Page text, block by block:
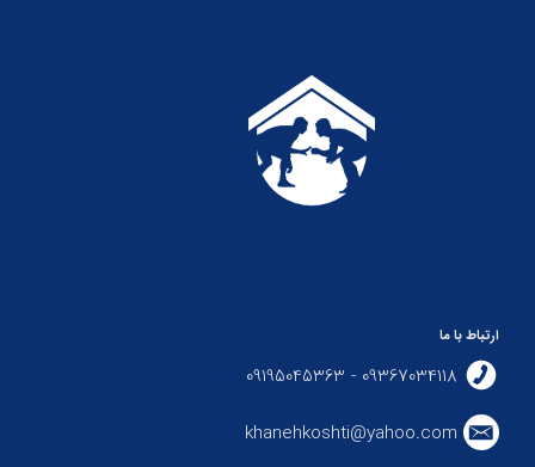
ارتباط با ما
09367034118 - 09195045363
khanehkoshti@yahoo.com